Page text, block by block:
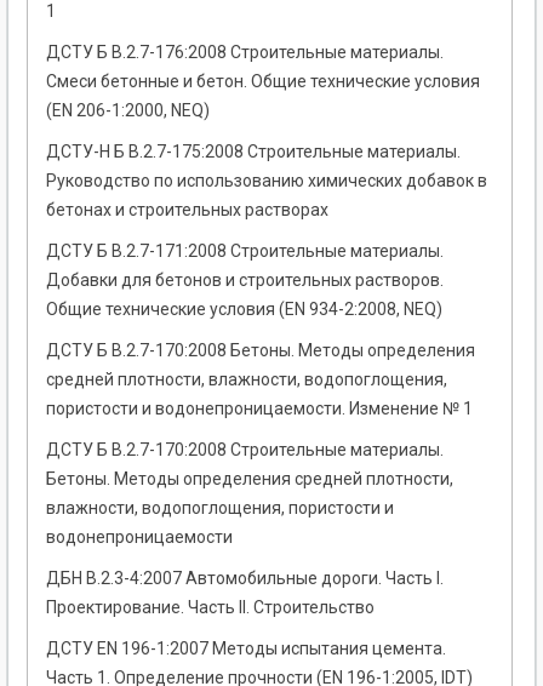
1
ДСТУ Б В.2.7-176:2008 Строительные материалы.
Смеси бетонные и бетон. Общие технические условия
(EN 206-1:2000, NEQ)
ДСТУ-Н Б В.2.7-175:2008 Строительные материалы.
Руководство по использованию химических добавок в
бетонах и строительных растворах
ДСТУ Б В.2.7-171:2008 Строительные материалы.
Добавки для бетонов и строительных растворов.
Общие технические условия (EN 934-2:2008, NEQ)
ДСТУ Б В.2.7-170:2008 Бетоны. Методы определения
средней плотности, влажности, водопоглощения,
пористости и водонепроницаемости. Изменение № 1
ДСТУ Б В.2.7-170:2008 Строительные материалы.
Бетоны. Методы определения средней плотности,
влажности, водопоглощения, пористости и
водонепроницаемости
ДБН В.2.3-4:2007 Автомобильные дороги. Часть І.
Проектирование. Часть ІІ. Строительство
ДСТУ ЕN 196-1:2007 Методы испытания цемента.
Часть 1. Определение прочности (ЕN 196-1:2005, ІDT)